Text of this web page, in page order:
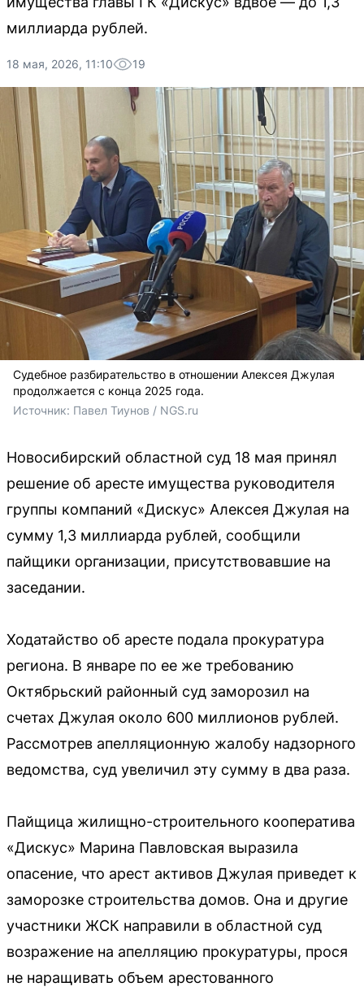
миллиарда рублей.
18 мая, 2026, 11:10 19
Судебное разбирательство в отношении Алексея Джулая
продолжается с конца 2025 года.
Источник: Павел Тиунов / NGS.ru
Новосибирский областной суд 18 мая принял
решение об аресте имущества руководителя
группы компаний «Дискус» Алексея Джулая на
сумму 1,3 миллиарда рублей, сообщили
пайщики организации, присутствовавшие на
заседании.
Ходатайство об аресте подала прокуратура
региона. В январе по ее же требованию
Октябрьский районный суд заморозил на
счетах Джулая около 600 миллионов рублей.
Рассмотрев апелляционную жалобу надзорного
ведомства, суд увеличил эту сумму в два раза.
Пайщица жилищно-строительного кооператива
«Дискус» Марина Павловская выразила
опасение, что арест активов Джулая приведет к
заморозке строительства домов. Она и другие
участники ЖСК направили в областной суд
возражение на апелляцию прокуратуры, прося
не наращивать объем арестованного